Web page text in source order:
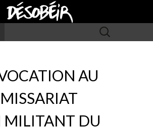
Rechercher :
AU
MILITANT DU